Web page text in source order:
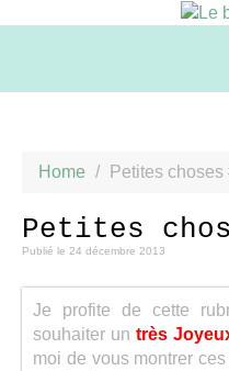
Beauté
Loisirs
Home / Petites choses
Petites
Publié le 24 décembre 2013
Je profite de cette
souhaiter un très
moi de vous montrer